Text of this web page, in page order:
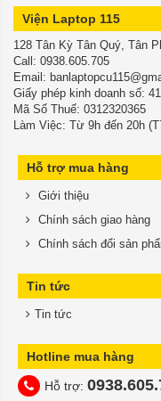
Viện Laptop 115
128 Tân Kỳ Tân Quý, Tân
​​​​​​​Call: 0938.605.705
Email:
Giấy phép kinh doanh số:
Mã Số Thuế: 0312320365
Làm Việc: Từ 9h đến 20h
Hỗ trợ mua hàng
Giới thiệu
Chính sách giao hàng
Chính sách đổi sản
Tin tức
Tin tức
Hotline mua hàng
Hỗ trợ: